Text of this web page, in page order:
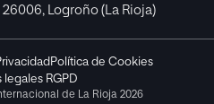
26006, Logroño (La Rioja)
Política de Cookies
legales RGPD
de La Rioja 2026